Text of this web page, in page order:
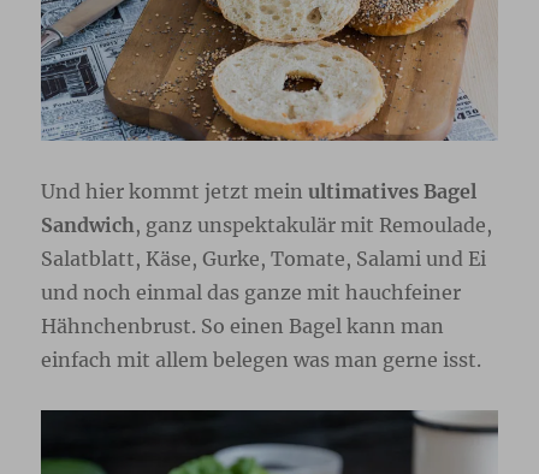
Und hier kommt jetzt mein ultimatives Bagel
Sandwich, ganz unspektakulär mit Remoulade,
Salatblatt, Käse, Gurke, Tomate, Salami und Ei
und noch einmal das ganze mit hauchfeiner
Hähnchenbrust. So einen Bagel kann man
einfach mit allem belegen was man gerne isst.